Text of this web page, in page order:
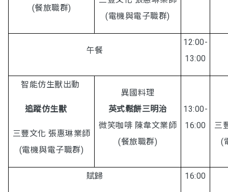
(餐旅職群)
(電機與電子職群)
午餐
12:00-
13:00
智能仿生獸出動
追蹤仿生獸
三豐文化 張惠琳業師
(電機與電子職群)
異國料理
英式鬆餅三明治
微笑咖啡 陳韋文業師
(餐旅職群)
13:00-
16:00
三
(
賦歸 16:00